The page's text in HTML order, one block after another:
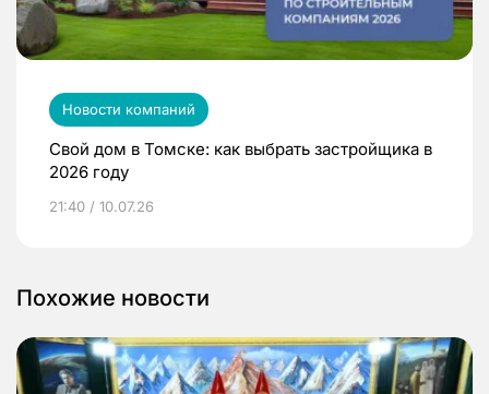
Новости компаний
Свой дом в Томске: как выбрать застройщика в
2026 году
21:40 / 10.07.26
Похожие новости